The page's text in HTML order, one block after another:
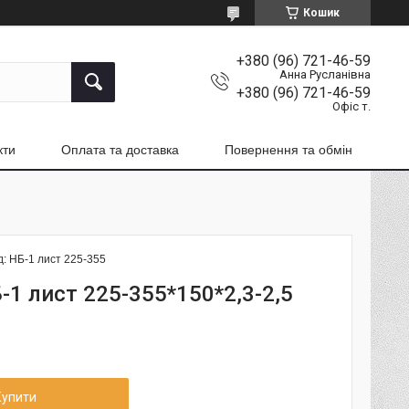
Кошик
+380 (96) 721-46-59
Анна Русланівна
+380 (96) 721-46-59
Офіс т.
Оплата та доставка Повернення та обмін
НБ-1 лист 225-355
1 лист 225-355*150*2,3-2,5